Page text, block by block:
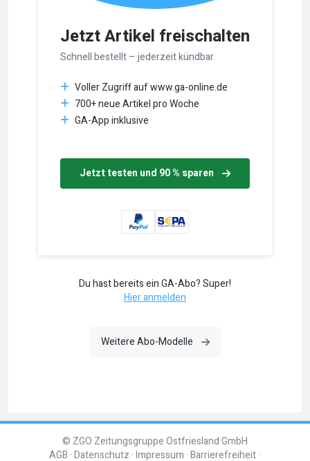
Jetzt Artikel freischalten
Schnell bestellt – jederzeit kündbar.
Voller Zugriff auf www.ga-online.de
700+ neue Artikel pro Woche
GA-App inklusive
Jetzt testen und 90 % sparen
Du hast bereits ein GA-Abo? Super!
Hier anmelden
Weitere Abo-Modelle
© ZGO Zeitungsgruppe Ostfriesland GmbH
AGB Datenschutz Impressum Barrierefreiheit